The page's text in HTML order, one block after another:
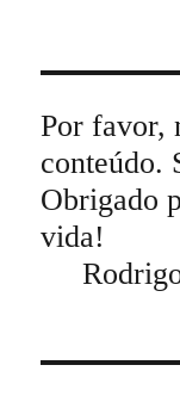
Por favor,
conteúdo.
Obrigado
Rodrigo